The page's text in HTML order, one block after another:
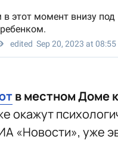
в местном Доме
окажут
«Новости», уже